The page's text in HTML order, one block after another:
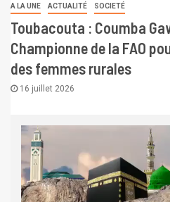
A LA UNE ACTUALITÉ SOCIETÉ
Toubacouta : Coumba
Championne de la FAO
des femmes rurales
16 juillet 2026